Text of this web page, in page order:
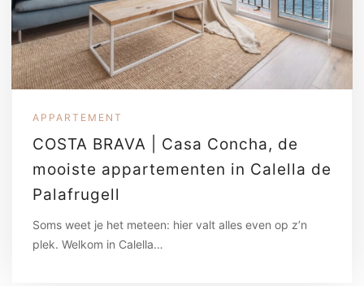
APPARTEMENT
COSTA BRAVA | Casa Concha, de
mooiste appartementen in Calella de
Palafrugell
Soms weet je het meteen: hier valt alles even op z’n
plek. Welkom in Calella…